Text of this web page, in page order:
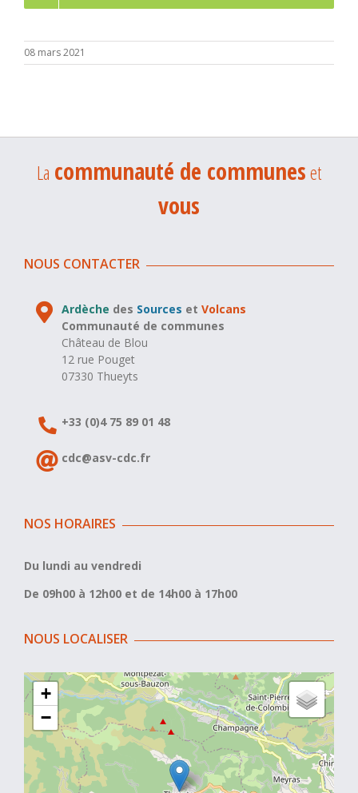
08 mars 2021
La communauté de communeset
vous
NOUS CONTACTER
Ardèche des Sources etVolcans
Communauté de communes
Château de Blou
12 rue Pouget
07330 Thueyts
+33 (0)4 75 89 01 48
cdc@asv-cdc.fr
NOS HORAIRES
Du lundi au vendredi
De 09h00 à 12h00 et de 14h00 à 17h00
NOUS LOCALISER
+
−